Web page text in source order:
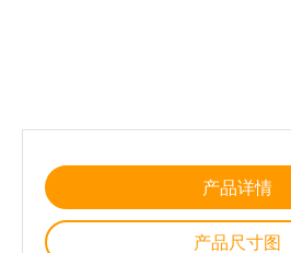
产品详情
产品尺寸图